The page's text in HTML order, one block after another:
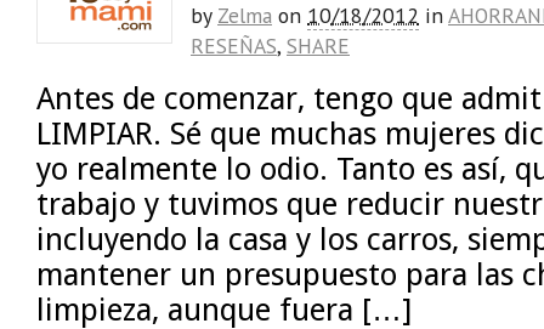
by Zelma on 10/18/2012 in
RESEÑAS, SHARE
Antes de comenzar, tengo que
LIMPIAR. Sé que muchas mujeres
yo realmente lo odio. Tanto es así,
trabajo y tuvimos que reducir
incluyendo la casa y los carros,
mantener un presupuesto para las
limpieza, aunque fuera […]